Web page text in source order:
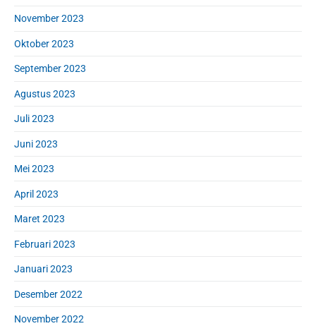
November 2023
Oktober 2023
September 2023
Agustus 2023
Juli 2023
Juni 2023
Mei 2023
April 2023
Maret 2023
Februari 2023
Januari 2023
Desember 2022
November 2022